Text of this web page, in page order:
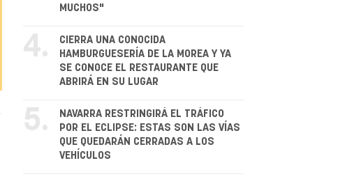
MUCHOS"
4.
CIERRA UNA CONOCIDA
HAMBURGUESERÍA DE LA MOREA Y YA
SE CONOCE EL RESTAURANTE QUE
ABRIRÁ EN SU LUGAR
5.
NAVARRA RESTRINGIRÁ EL TRÁFICO
POR EL ECLIPSE: ESTAS SON LAS VÍAS
QUE QUEDARÁN CERRADAS A LOS
VEHÍCULOS